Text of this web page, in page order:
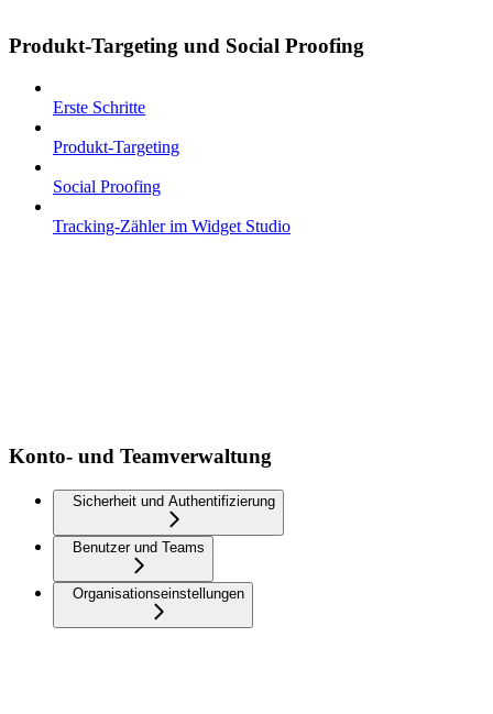
Produkt-Targeting und Social Proofing
Erste Schritte
Produkt-Targeting
Social Proofing
Tracking-Zähler im Widget Studio
Konto- und Teamverwaltung
Sicherheit und Authentifizierung
Benutzer und Teams
Organisationseinstellungen